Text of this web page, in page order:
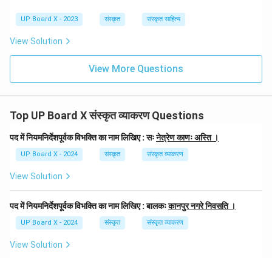
UP Board X - 2023 संस्कृत संस्कृत साहित्य
View Solution
View More Questions
Top UP Board X संस्कृत व्याकरण Questions
पद में नियमनिर्देशपूर्वक विभक्ति का नाम लिखिए : सःनेत्रेण काणः अस्ति ।
UP Board X - 2024 संस्कृत संस्कृत व्याकरण
View Solution
पद में नियमनिर्देशपूर्वक विभक्ति का नाम लिखिए : बालकःकानपुर नगरे निवसति ।
UP Board X - 2024 संस्कृत संस्कृत व्याकरण
View Solution